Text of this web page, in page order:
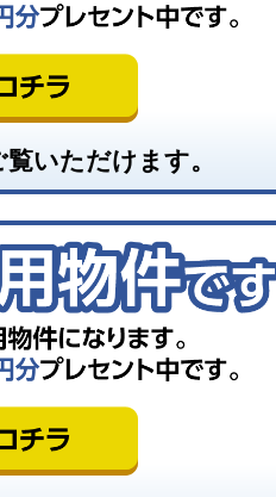
いただけます。